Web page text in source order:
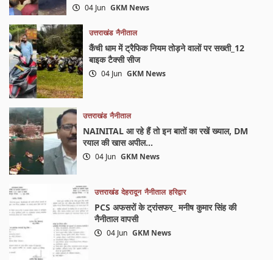
04 Jun GKM News
उत्तराखंड नैनीताल
कैंची धाम में ट्रैफिक नियम तोड़ने वालों पर सख्ती_12
बाइक टैक्सी सीज
04 Jun GKM News
उत्तराखंड नैनीताल
NAINITAL आ रहे हैं तो इन बातों का रखें ख्याल, DM
रयाल की खास अपील…
04 Jun GKM News
उत्तराखंड देहरादून नैनीताल हरिद्वार
PCS अफसरों के ट्रांसफर_ मनीष कुमार सिंह की
नैनीताल वापसी
04 Jun GKM News